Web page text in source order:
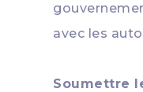
avec les
Soumettre